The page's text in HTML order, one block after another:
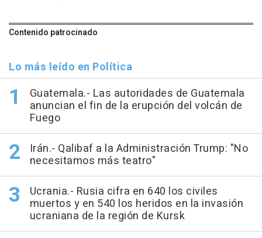
Contenido patrocinado
Lo más leído en Política
Guatemala.- Las autoridades de Guatemala
anuncian el fin de la erupción del volcán de
Fuego
Irán.- Qalibaf a la Administración Trump: "No
necesitamos más teatro"
Ucrania.- Rusia cifra en 640 los civiles
muertos y en 540 los heridos en la invasión
ucraniana de la región de Kursk